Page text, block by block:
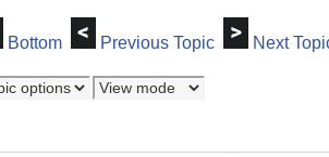
Bottom Previous Topic Next